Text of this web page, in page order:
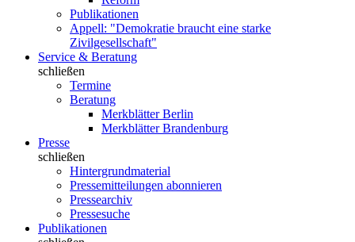
Publikationen
Appell: "Demokratie braucht eine starke
Zivilgesellschaft"
Service & Beratung
schließen
Termine
Beratung
Merkblätter Berlin
Merkblätter Brandenburg
Presse
schließen
Hintergrundmaterial
Pressemitteilungen abonnieren
Pressearchiv
Pressesuche
Publikationen